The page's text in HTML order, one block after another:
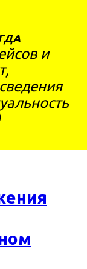
и